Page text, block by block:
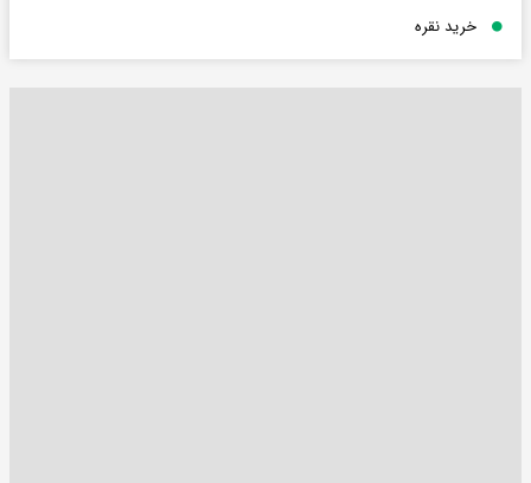
خرید نقره